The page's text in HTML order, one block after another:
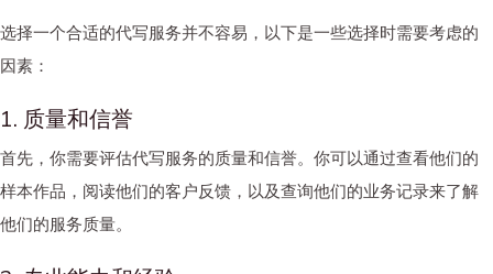
选择一个合适的代写服务并不容易，以下是一些选择时需要考虑的
因素：
1. 质量和信誉
首先，你需要评估代写服务的质量和信誉。你可以通过查看他们的
样本作品，阅读他们的客户反馈，以及查询他们的业务记录来了解
他们的服务质量。